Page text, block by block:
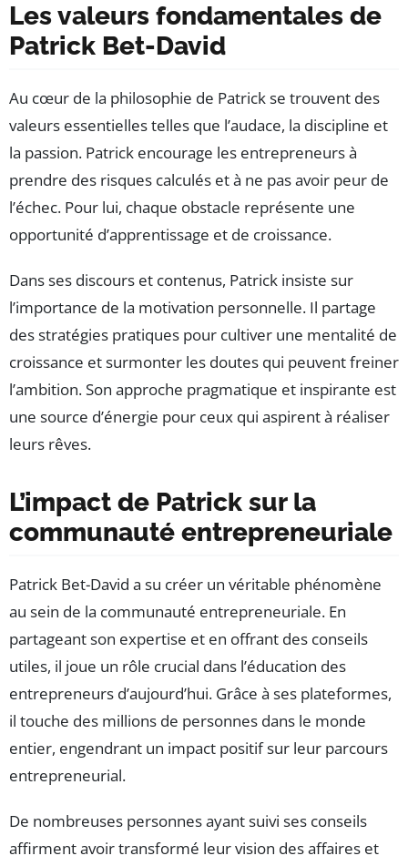
Les valeurs fondamentales de
Patrick Bet-David
Au cœur de la philosophie de Patrick se trouvent des
valeurs essentielles telles que l’audace, la discipline et
la passion. Patrick encourage les entrepreneurs à
prendre des risques calculés et à ne pas avoir peur de
l’échec. Pour lui, chaque obstacle représente une
opportunité d’apprentissage et de croissance.
Dans ses discours et contenus, Patrick insiste sur
l’importance de la motivation personnelle. Il partage
des stratégies pratiques pour cultiver une mentalité de
croissance et surmonter les doutes qui peuvent freiner
l’ambition. Son approche pragmatique et inspirante est
une source d’énergie pour ceux qui aspirent à réaliser
leurs rêves.
L’impact de Patrick sur la
communauté entrepreneuriale
Patrick Bet-David a su créer un véritable phénomène
au sein de la communauté entrepreneuriale. En
partageant son expertise et en offrant des conseils
utiles, il joue un rôle crucial dans l’éducation des
entrepreneurs d’aujourd’hui. Grâce à ses plateformes,
il touche des millions de personnes dans le monde
entier, engendrant un impact positif sur leur parcours
entrepreneurial.
De nombreuses personnes ayant suivi ses conseils
affirment avoir transformé leur vision des affaires et